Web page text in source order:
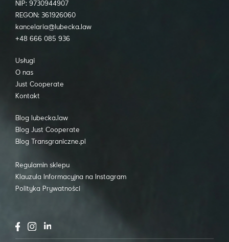
NIP: 9730944907
REGON: 361926060
kancelaria@lubecka.law
+48 666 085 936
Usługi
O nas
Just Cooperate
Kontakt
Blog lubecka.law
Blog Just Cooperate
Blog Transgraniczne.pl
Regulamin sklepu
Klauzula Informacyjna na Instagram
Polityka Prywatności